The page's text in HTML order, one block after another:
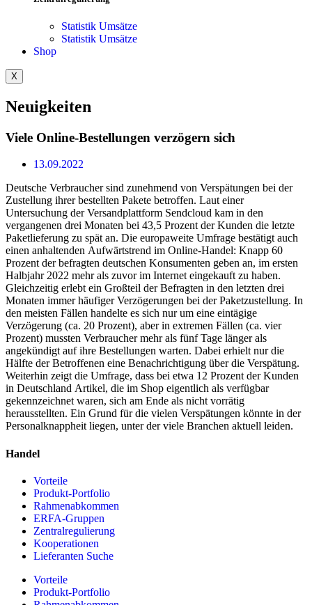
Statistik Umsätze
Statistik Umsätze
Shop
X
Neuigkeiten
Viele Online-Bestellungen verzögern sich
13.09.2022
Deutsche Verbraucher sind zunehmend von Verspätungen bei der
Zustellung ihrer bestellten Pakete betroffen. Laut einer
Untersuchung der Versandplattform Sendcloud kam in den
vergangenen drei Monaten bei 43,5 Prozent der Kunden die letzte
Paketlieferung zu spät an. Die europaweite Umfrage bestätigt auch
einen anhaltenden Aufwärtstrend im Online-Handel: Knapp 60
Prozent der befragten deutschen Konsumenten geben an, im ersten
Halbjahr 2022 mehr als zuvor im Internet eingekauft zu haben.
Gleichzeitig erlebt ein Großteil der Befragten in den letzten drei
Monaten immer häufiger Verzögerungen bei der Paketzustellung. In
den meisten Fällen handelte es sich nur um eine eintägige
Verzögerung (ca. 20 Prozent), aber in extremen Fällen (ca. vier
Prozent) mussten Verbraucher mehr als fünf Tage länger als
angekündigt auf ihre Bestellungen warten. Dabei erhielt nur die
Hälfte der Betroffenen eine Benachrichtigung über die Verspätung.
Weiterhin zeigt die Umfrage, dass bei etwa 12 Prozent der Kunden
in Deutschland Artikel, die im Shop eigentlich als verfügbar
gekennzeichnet waren, sich am Ende als nicht vorrätig
herausstellten. Ein Grund für die vielen Verspätungen könnte in der
Personalknappheit liegen, unter der viele Branchen aktuell leiden.
Handel
Vorteile
Produkt-Portfolio
Rahmenabkommen
ERFA-Gruppen
Zentralregulierung
Kooperationen
Lieferanten Suche
Vorteile
Produkt-Portfolio